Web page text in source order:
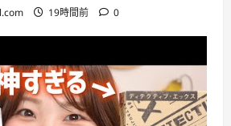
19時間前 0